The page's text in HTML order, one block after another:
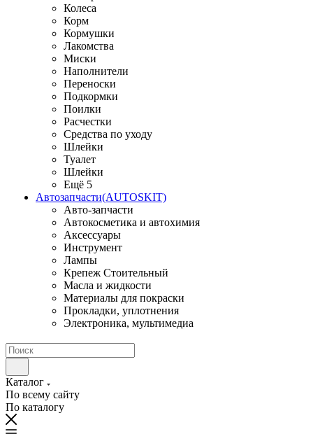
Колеса
Корм
Кормушки
Лакомства
Миски
Наполнители
Переноски
Подкормки
Поилки
Расчестки
Средства по уходу
Шлейки
Туалет
Шлейки
Ещё 5
Автозапчасти(AUTOSKIT)
Авто-запчасти
Автокосметика и автохимия
Аксессуары
Инструмент
Лампы
Крепеж Стоительный
Масла и жидкости
Материалы для покраски
Прокладки, уплотнения
Электроника, мультимедиа
Каталог
По всему сайту
По каталогу